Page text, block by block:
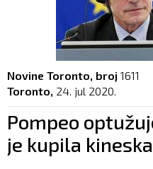
Novine Toronto, broj 1611
Toronto, 24. jul 2020.
Pompeo
je kupila